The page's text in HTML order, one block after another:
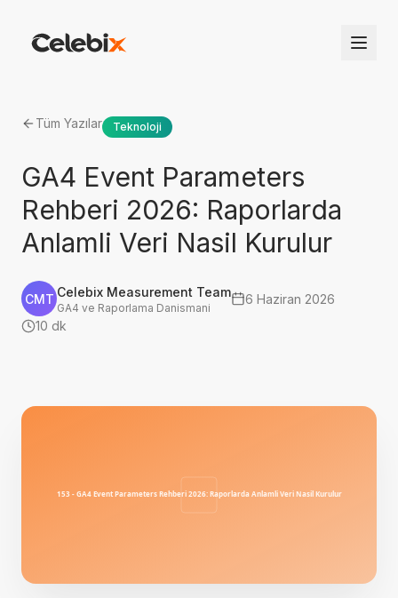
Tüm Yazılar Teknoloji
GA4 Event Parameters
Rehberi 2026: Raporlarda
Anlamli Veri Nasil Kurulur
CMT Celebix Measurement Team
GA4 ve Raporlama Danismani
6 Haziran 2026
10 dk